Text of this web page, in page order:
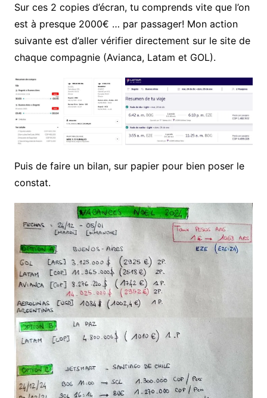
Sur ces 2 copies d’écran, tu comprends vite que l’on
est à presque 2000€ … par passager! Mon action
suivante est d’aller vérifier directement sur le site de
chaque compagnie (Avianca, Latam et GOL).
Puis de faire un bilan, sur papier pour bien poser le
constat.